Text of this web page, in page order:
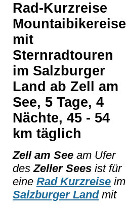
Rad-Kurzreise
Mountaibikereise
mit
Sternradtouren
im Salzburger
Land ab Zell am
See, 5 Tage, 4
Nächte, 45 - 54
km täglich
Zell am See am Ufer
desZeller Sees ist für
eine Rad Kurzreise im
Salzburger Land mit